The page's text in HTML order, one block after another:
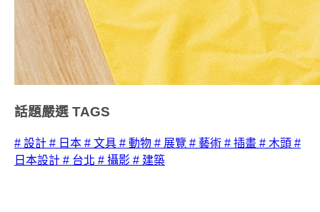
話題嚴選 TAGS
# 設計 # 日本 # 文具 # 動物 # 展覽 # 藝術 # 插畫 # 木頭 #
日本設計 # 台北 # 攝影 # 建築